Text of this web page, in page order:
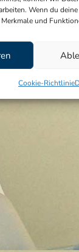
Wenn du
und
Cookie-Richtlinie
Copyright 2022 by